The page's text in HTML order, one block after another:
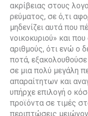
ακρίβειας στους
ρεύματος, σε ό,τι
μηδενίζει αυτά που
νοικοκυριού» και
αριθμούς, ότι ενώ ο
ποτά, εξακολουθούσε
σε μια πολύ μεγάλη
απαραίτητων και
υπήρχε επιλογή ο
προϊόντα σε τιμές
περιπτώσεις